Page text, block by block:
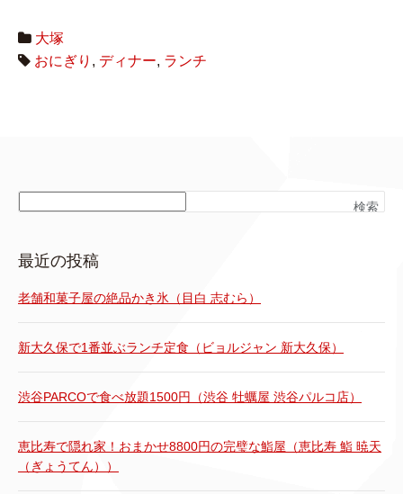
大塚
おにぎり , ディナー, ランチ
検索
最近の投稿
老舗和菓子屋の絶品かき氷（目白 志むら）
新大久保で1番並ぶランチ定食（ビョルジャン 新大久保）
渋谷PARCOで食べ放題1500円（渋谷 牡蠣屋 渋谷パルコ店）
恵比寿で隠れ家！おまかせ8800円の完璧な鮨屋（恵比寿 鮨 暁天
（ぎょうてん））